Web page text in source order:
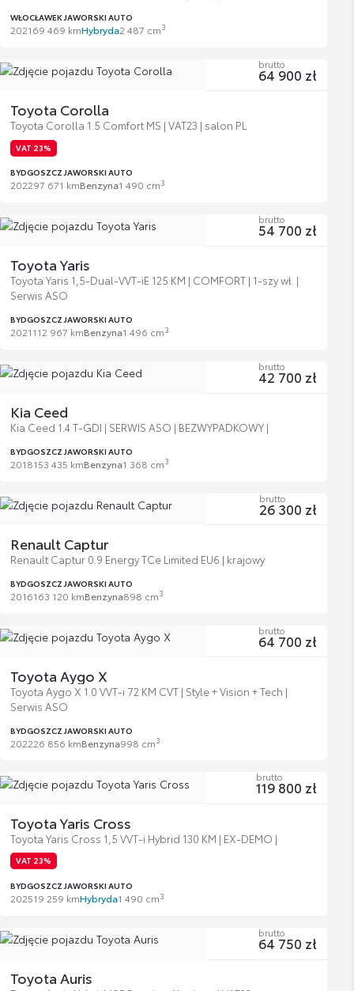
WŁOCŁAWEK JAWORSKI AUTO
202169 469 kmHybryda2 487 cm3
Toyota Corolla
Toyota Corolla 1.5 Comfort MS | VAT23 | salon PL
VAT 23%
BYDGOSZCZ JAWORSKI AUTO
202297 671 kmBenzyna1 490 cm3
brutto
64 900 zł
Toyota Yaris
Toyota Yaris 1,5-Dual-VVT-iE 125 KM | COMFORT | 1-szy wł. |
Serwis ASO
BYDGOSZCZ JAWORSKI AUTO
2021112 967 kmBenzyna1 496 cm3
brutto
54 700 zł
Kia Ceed
Kia Ceed 1.4 T-GDI | SERWIS ASO | BEZWYPADKOWY |
BYDGOSZCZ JAWORSKI AUTO
2018153 435 kmBenzyna1 368 cm3
brutto
42 700 zł
Renault Captur
Renault Captur 0.9 Energy TCe Limited EU6 | krajowy
BYDGOSZCZ JAWORSKI AUTO
2016163 120 kmBenzyna898 cm3
brutto
26 300 zł
Toyota Aygo X
Toyota Aygo X 1.0 VVT-i 72 KM CVT | Style + Vision + Tech |
Serwis ASO
BYDGOSZCZ JAWORSKI AUTO
202226 856 kmBenzyna998 cm3
brutto
64 700 zł
Toyota Yaris Cross
Toyota Yaris Cross 1,5 VVT-i Hybrid 130 KM | EX-DEMO |
VAT 23%
BYDGOSZCZ JAWORSKI AUTO
202519 259 kmHybryda1 490 cm3
brutto
119 800 zł
Toyota Auris
brutto
64 750 zł